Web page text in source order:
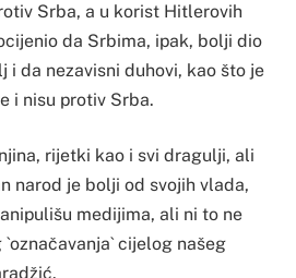
Srba, a u korist Hitlerovih
da Srbima, ipak, bolji dio
i da nezavisni duhovi, kao što je
i nisu protiv Srba.
rijetki kao i svi dragulji, ali
narod je bolji od svojih vlada,
medijima, ali ni to ne
cijelog našeg